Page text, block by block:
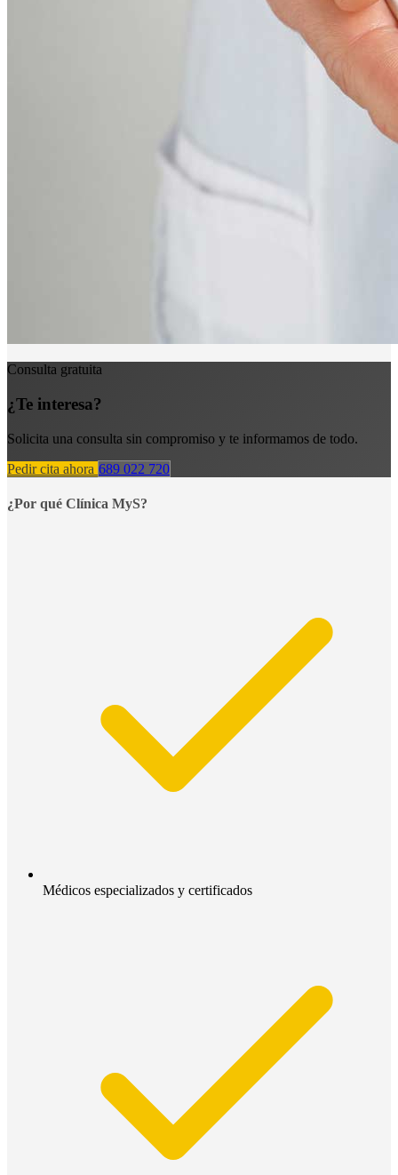
Consulta gratuita
¿Te interesa?
Solicita una consulta sin compromiso y te informamos de todo.
Pedir cita ahora 689 022 720
¿Por qué Clínica MyS?
Médicos especializados y certificados